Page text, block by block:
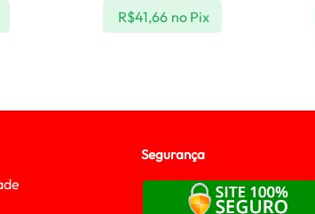
R$41,66 no Pix
Segurança